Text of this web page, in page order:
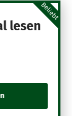
Beliebt
lesen